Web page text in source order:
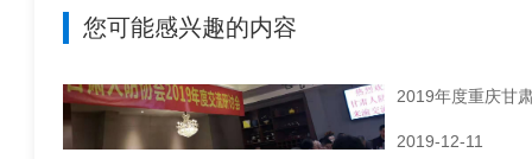
您可能感兴趣的内容
2019年度重庆甘
2019-12-11